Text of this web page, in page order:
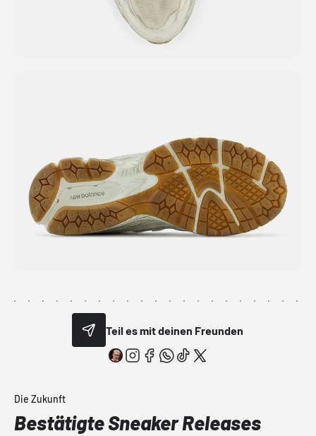
Teil es mit deinen Freunden
Die Zukunft
Bestätigte Sneaker Releases